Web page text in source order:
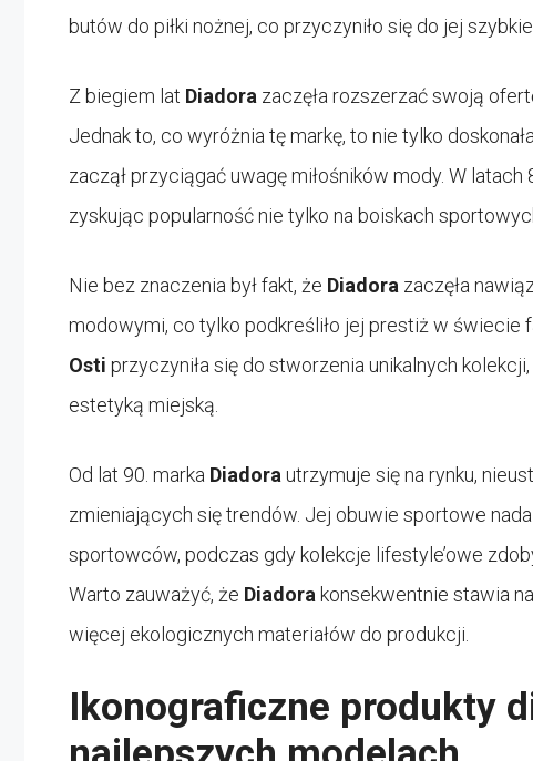
butów do piłki nożnej, co przyczyniło się do jej
Z biegiem lat Diadora zaczęła rozszerzać swoją
Jednak to, co wyróżnia tę markę, to nie tylko
zaczął przyciągać uwagę miłośników mody. W latach
zyskując popularność nie tylko na boiskach
Nie bez znaczenia był fakt, że Diadora zaczęła
modowymi, co tylko podkreśliło jej prestiż w świecie
Osti przyczyniła się do stworzenia unikalnych
estetyką miejską.
Od lat 90. marka Diadorautrzymuje się na rynku,
zmieniających się trendów. Jej obuwie sportowe
sportowców, podczas gdy kolekcje lifestyle’owe
Warto zauważyć, że Diadora konsekwentnie stawia
więcej ekologicznych materiałów do produkcji.
Ikonograficzne produkty